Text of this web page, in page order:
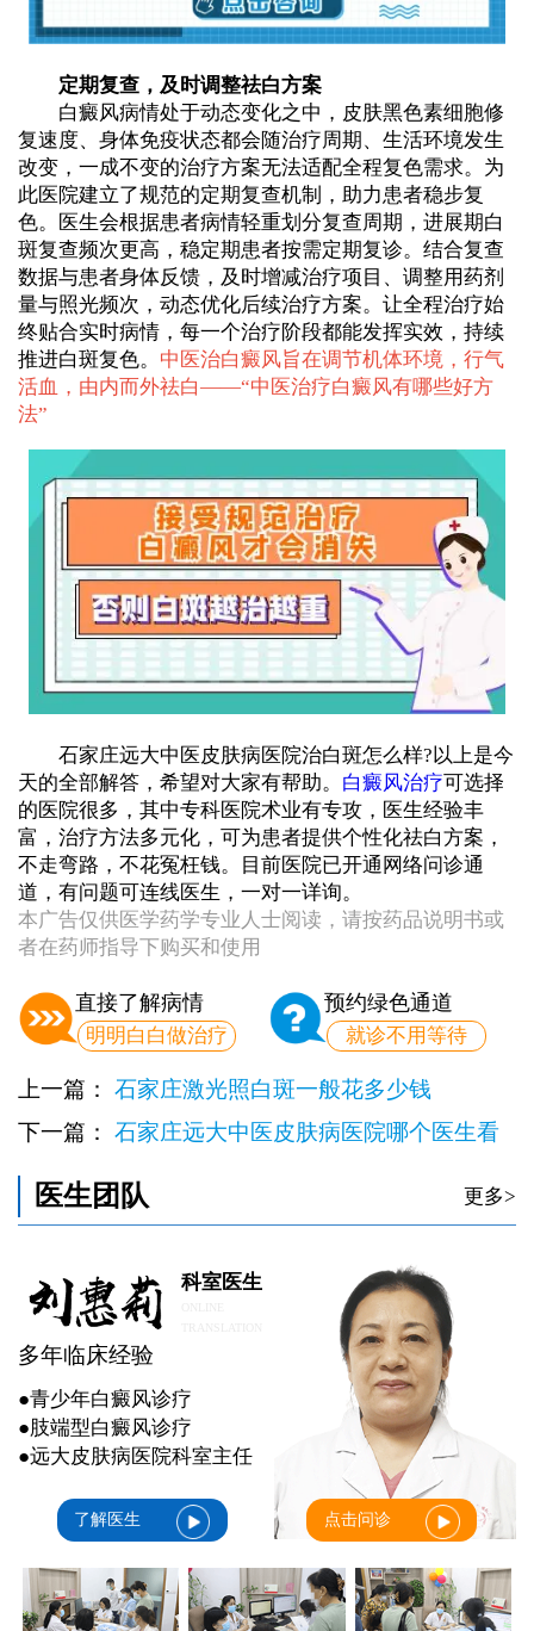
定期复查，及时调整祛白方案
白癜风病情处于动态变化之中，皮肤黑色素细胞修
复速度、身体免疫状态都会随治疗周期、生活环境发生
改变，一成不变的治疗方案无法适配全程复色需求。为
此医院建立了规范的定期复查机制，助力患者稳步复
色。医生会根据患者病情轻重划分复查周期，进展期白
斑复查频次更高，稳定期患者按需定期复诊。结合复查
数据与患者身体反馈，及时增减治疗项目、调整用药剂
量与照光频次，动态优化后续治疗方案。让全程治疗始
终贴合实时病情，每一个治疗阶段都能发挥实效，持续
推进白斑复色。 中医治白癜风旨在调节机体环境，行气
活血，由内而外祛白——“中医治疗白癜风有哪些好方
法”
石家庄远大中医皮肤病医院治白斑怎么样?以上是今
天的全部解答，希望对大家有帮助。 白癜风治疗可选择
的医院很多，其中专科医院术业有专攻，医生经验丰
富，治疗方法多元化，可为患者提供个性化祛白方案，
不走弯路，不花冤枉钱。目前医院已开通网络问诊通
道，有问题可连线医生，一对一详询。
本广告仅供医学药学专业人士阅读，请按药品说明书或
者在药师指导下购买和使用
直接了解病情
明明白白做治疗
预约绿色通道
就诊不用等待
上一篇： 石家庄激光照白斑一般花多少钱
下一篇： 石家庄远大中医皮肤病医院哪个医生看
白癜风好
医生团队 更多>
科室医生
多年临床经验
●青少年白癜风诊疗
●肢端型白癜风诊疗
●远大皮肤病医院科室主任
了解医生 点击问诊